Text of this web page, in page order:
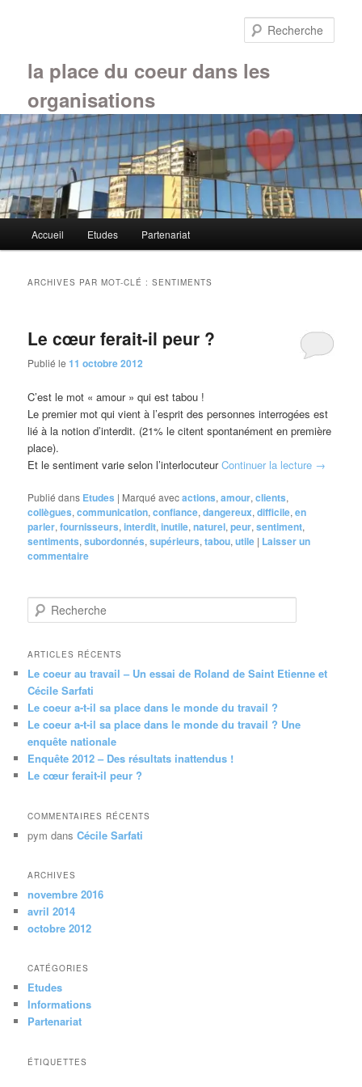
la place du coeur dans les
organisations
principal
Accueil Etudes Partenariat
ARCHIVES PAR MOT-CLÉ :SENTIMENTS
Le cœur ferait-il peur ?
Publié le11 octobre 2012
C’est le mot « amour » qui est tabou !
Le premier mot qui vient à l’esprit des personnes interrogées est
lié à la notion d’interdit. (21% le citent spontanément en première
place).
Et le sentiment varie selon l’interlocuteurContinuer la lecture →
Publié dans Etudes | Marqué avecactions,amour,clients,
collègues,communication,confiance,dangereux,difficile,en
parler,fournisseurs,interdit,inutile,naturel,peur,sentiment,
sentiments,subordonnés,supérieurs,tabou,utile | Laisser un
commentaire
e
h
r
c
h
e
ARTICLES RÉCENTS
Le coeur au travail – Un essai de Roland de Saint Etienne et
Cécile Sarfati
Le coeur a-t-il sa place dans le monde du travail ?
Le coeur a-t-il sa place dans le monde du travail ? Une
enquête nationale
Enquête 2012 – Des résultats inattendus !
Le cœur ferait-il peur ?
COMMENTAIRES RÉCENTS
pym dansCécile Sarfati
ARCHIVES
novembre 2016
avril 2014
octobre 2012
CATÉGORIES
Etudes
Informations
Partenariat
ÉTIQUETTES